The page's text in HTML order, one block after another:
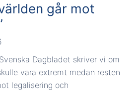
går mot
Dagbladet skriver vi om
vara extremt medan resten
legalisering och